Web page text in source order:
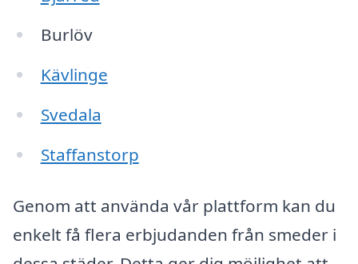
Burlöv
Kävlinge
Svedala
Staffanstorp
Genom att använda vår plattform kan du
enkelt få flera erbjudanden från smeder i